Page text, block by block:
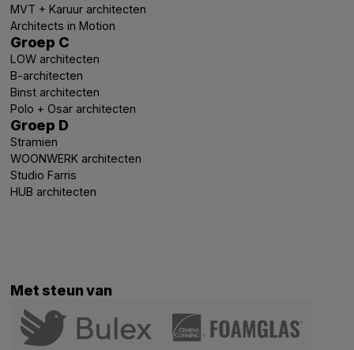
MVT + Karuur architecten
Architects in Motion
Groep C
LOW architecten
B-architecten
Binst architecten
Polo + Osar architecten
Groep D
Stramien
WOONWERK architecten
Studio Farris
HUB architecten
Met steun van